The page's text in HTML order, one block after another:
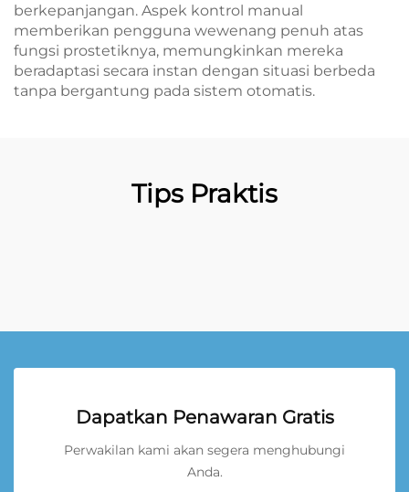
berkepanjangan. Aspek kontrol manual
memberikan pengguna wewenang penuh atas
fungsi prostetiknya, memungkinkan mereka
beradaptasi secara instan dengan situasi berbeda
tanpa bergantung pada sistem otomatis.
Tips Praktis
Dapatkan Penawaran Gratis
Perwakilan kami akan segera menghubungi
Anda.